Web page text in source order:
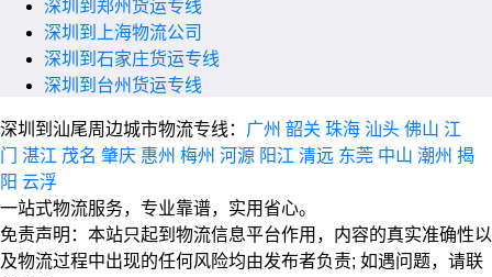
深圳到郑州货运专线
深圳到上海物流公司
深圳到石家庄货运专线
深圳到台州货运专线
深圳到汕尾周边城市物流专线： 广州 韶关 珠海 汕头 佛山 江
门
湛江 茂名 肇庆 惠州 梅州 河源 阳江 清远 东莞 中山 潮州 揭
阳 云浮
一站式物流服务，专业靠谱，实用省心。
免责声明：本站只起到物流信息平台作用，内容的真实准确性以
及物流过程中出现的任何风险均由发布者负责; 如遇问题，请联